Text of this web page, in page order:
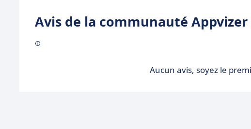
Avis de la communauté Appvizer
Aucun avis, soyez le